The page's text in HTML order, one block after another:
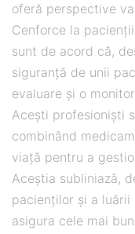
oferă perspective
Cenforce la
sunt de acord că,
siguranță de unii
evaluare și o
Acești profesioniști
combinând
viață pentru a
Aceștia subliniază,
pacienților și a
asigura cele mai